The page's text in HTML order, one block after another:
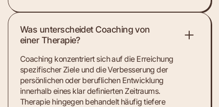
Was unterscheidet Coaching von
einer Therapie?
Coaching konzentriert sich auf die Erreichung
spezifischer Ziele und die Verbesserung der
persönlichen oder beruflichen Entwicklung
innerhalb eines klar definierten Zeitraums.
Therapie hingegen behandelt häufig tiefere